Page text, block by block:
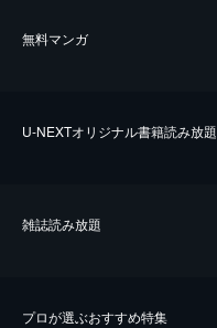
無料マンガ
U-NEXTオリジナル書籍読み放題
雑誌読み放題
プロが選ぶおすすめ特集